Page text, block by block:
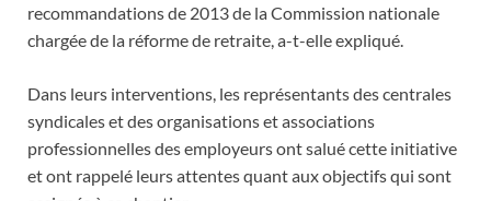
recommandations de 2013 de la Commission nationale
chargée de la réforme de retraite, a-t-elle expliqué.
Dans leurs interventions, les représentants des centrales
syndicales et des organisations et associations
professionnelles des employeurs ont salué cette initiative
et ont rappelé leurs attentes quant aux objectifs qui sont